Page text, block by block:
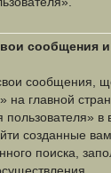
сообщения
сообщения,
главной
созданные
поиска,